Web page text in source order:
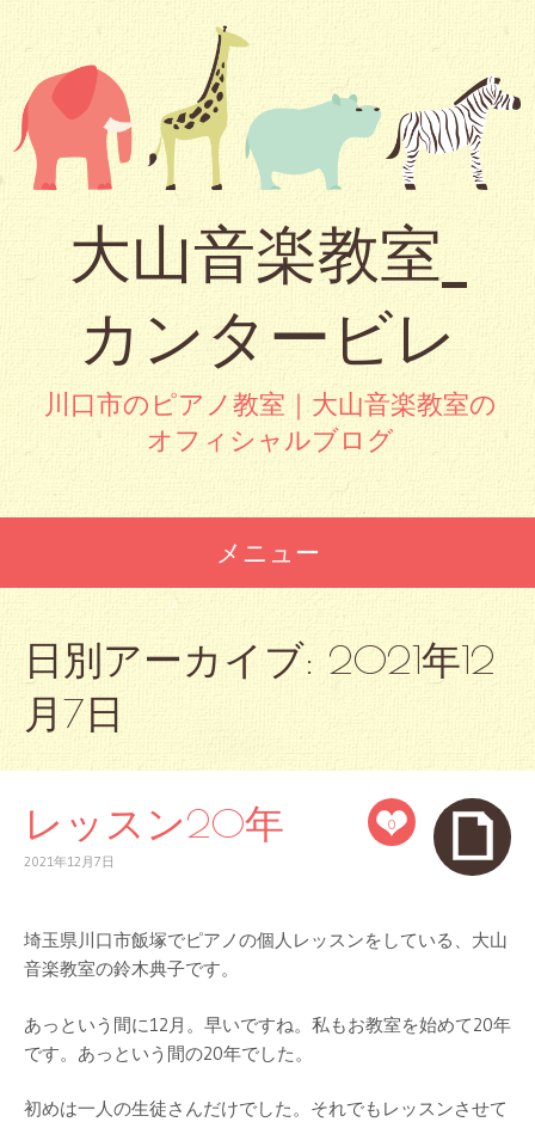
大山音楽教室_
カンタービレ
川口市のピアノ教室｜大山音楽教室の
オフィシャルブログ
メニュー
日別アーカイブ: 2021年12
月7日
0
レッスン20年
2021年12月7日
埼玉県川口市飯塚でピアノの個人レッスンをしている、大山
音楽教室の鈴木典子です。
あっという間に12月。早いですね。私もお教室を始めて20年
です。あっという間の20年でした。
初めは一人の生徒さんだけでした。それでもレッスンさせて